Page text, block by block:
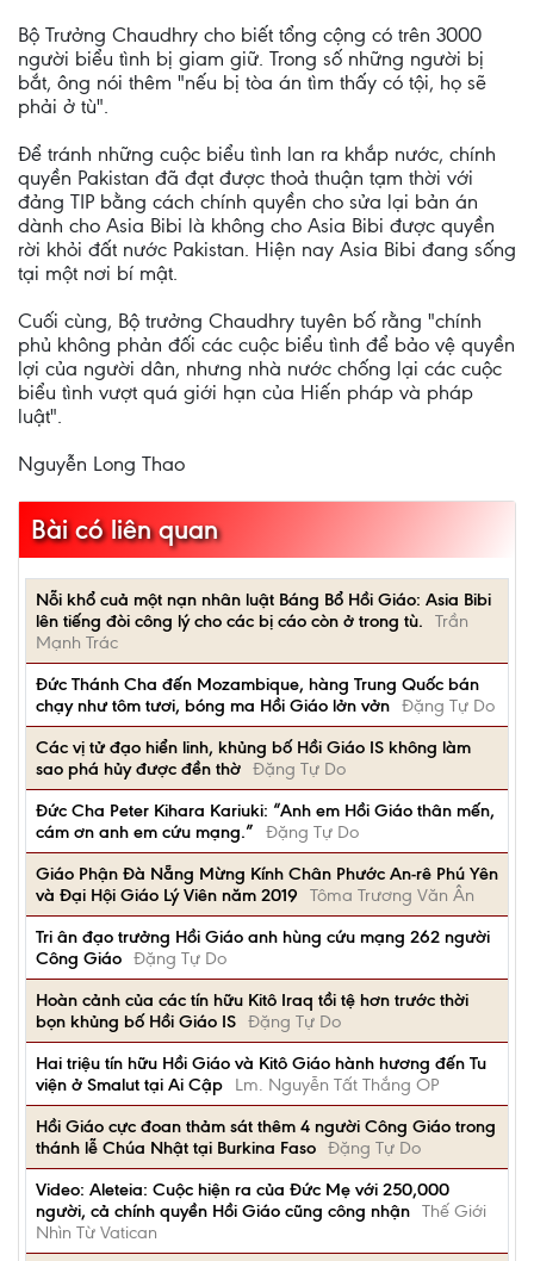
Bộ Trưởng Chaudhry cho biết tổng cộng có trên 3000
người biểu tình bị giam giữ. Trong số những người bị
bắt, ông nói thêm "nếu bị tòa án tìm thấy có tội, họ sẽ
phải ở tù".
Để tránh những cuộc biểu tình lan ra khắp nước, chính
quyền Pakistan đã đạt được thoả thuận tạm thời với
đảng TIP bằng cách chính quyền cho sửa lại bản án
dành cho Asia Bibi là không cho Asia Bibi được quyền
rời khỏi đất nước Pakistan. Hiện nay Asia Bibi đang sống
tại một nơi bí mật.
Cuối cùng, Bộ trưởng Chaudhry tuyên bố rằng "chính
phủ không phản đối các cuộc biểu tình để bảo vệ quyền
lợi của người dân, nhưng nhà nước chống lại các cuộc
biểu tình vượt quá giới hạn của Hiến pháp và pháp
luật".
Nguyễn Long Thao
Bài có liên quan
Nỗi khổ cuả một nạn nhân luật Báng Bổ Hồi Giáo: Asia Bibi
lên tiếng đòi công lý cho các bị cáo còn ở trong tù.
Trần
Mạnh Trác
Đức Thánh Cha đến Mozambique, hàng Trung Quốc bán
chạy như tôm tươi, bóng ma Hồi Giáo lởn vởn Đặng Tự Do
Các vị tử đạo hiển linh, khủng bố Hồi Giáo IS không làm
sao phá hủy được đền thờ Đặng Tự Do
Đức Cha Peter Kihara Kariuki: “Anh em Hồi Giáo thân mến,
cám ơn anh em cứu mạng.”
Đặng Tự Do
Giáo Phận Đà Nẵng Mừng Kính Chân Phước An-rê Phú Yên
và Đại Hội Giáo Lý Viên năm 2019
Tôma Trương Văn Ân
Tri ân đạo trưởng Hồi Giáo anh hùng cứu mạng 262 người
Công Giáo Đặng Tự Do
Hoàn cảnh của các tín hữu Kitô Iraq tồi tệ hơn trước thời
bọn khủng bố Hồi Giáo IS Đặng Tự Do
Hai triệu tín hữu Hồi Giáo và Kitô Giáo hành hương đến Tu
viện ở Smalut tại Ai Cập
Lm. Nguyễn Tất Thắng OP
Hồi Giáo cực đoan thảm sát thêm 4 người Công Giáo trong
thánh lễ Chúa Nhật tại Burkina Faso Đặng Tự Do
Video: Aleteia: Cuộc hiện ra của Đức Mẹ với 250,000
người, cả chính quyền Hồi Giáo cũng công nhận Thế Giới
Nhìn Từ Vatican